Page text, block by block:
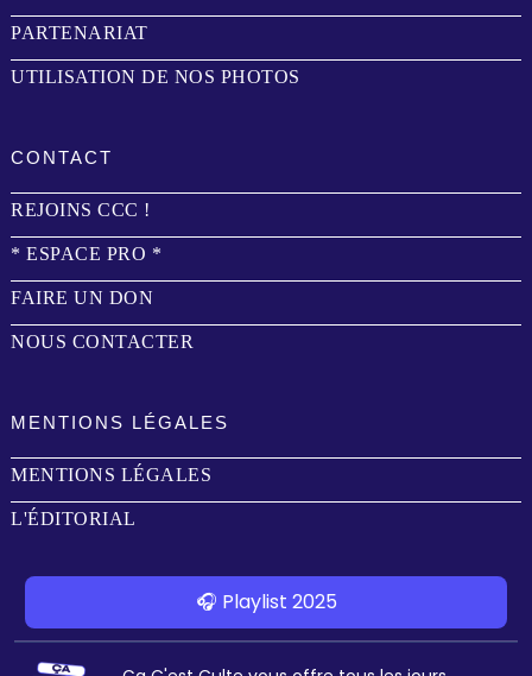
PARTENARIAT
UTILISATION DE NOS PHOTOS
CONTACT
REJOINS CCC !
* ESPACE PRO *
FAIRE UN DON
NOUS CONTACTER
MENTIONS LÉGALES
MENTIONS LÉGALES
L'ÉDITORIAL
🎧 Playlist 2025